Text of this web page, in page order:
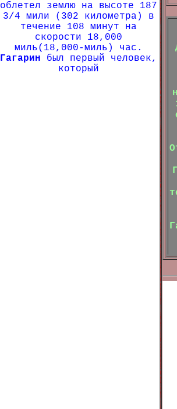
облетел землю на высоте 187
3/4 мили (302 километра) в
течение 108 минут на
скорости 18,000
миль(18,000-миль) час.
Гагарин был первый человек,
который